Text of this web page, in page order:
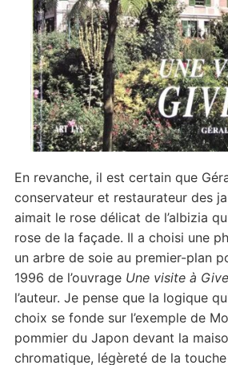
En revanche, il est certain que
conservateur et restaurateur des
aimait le rose délicat de l’albizia
rose de la façade. Il a choisi une
un arbre de soie au premier-plan
1996 de l’ouvrage Une visite à
l’auteur. Je pense que la logique
choix se fonde sur l’exemple de
pommier du Japon devant la
chromatique, légèreté de la touche